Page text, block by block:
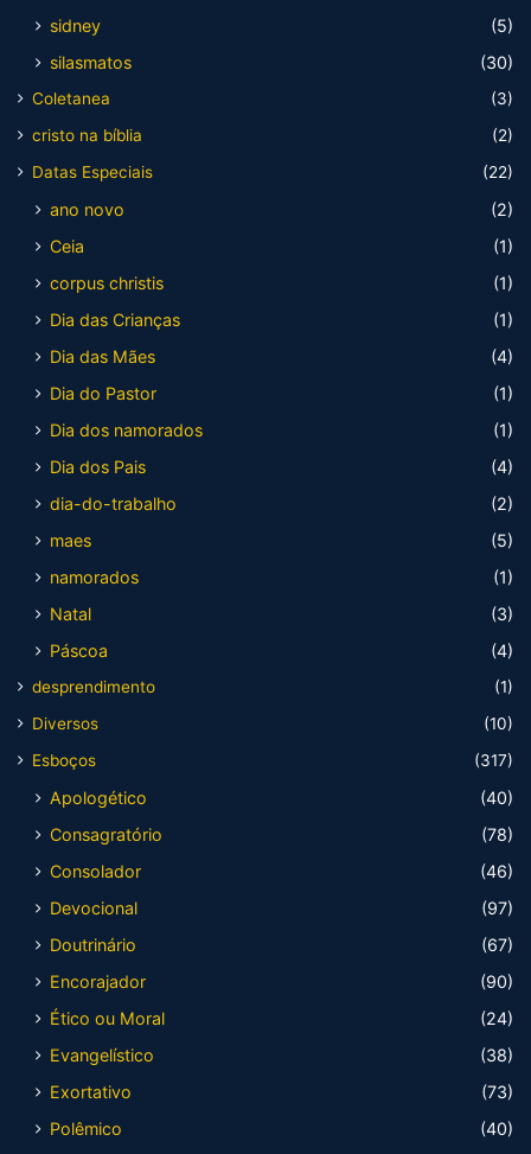
sidney
(5)
silasmatos
(30)
Coletanea
(3)
cristo na bíblia
(2)
Datas Especiais
(22)
ano novo
(2)
Ceia
(1)
corpus christis
(1)
Dia das Crianças
(1)
Dia das Mães
(4)
Dia do Pastor
(1)
Dia dos namorados
(1)
Dia dos Pais
(4)
dia-do-trabalho
(2)
maes
(5)
namorados
(1)
Natal
(3)
Páscoa
(4)
desprendimento
(1)
Diversos
(10)
Esboços
(317)
Apologético
(40)
Consagratório
(78)
Consolador
(46)
Devocional
(97)
Doutrinário
(67)
Encorajador
(90)
Ético ou Moral
(24)
Evangelístico
(38)
Exortativo
(73)
Polêmico
(40)